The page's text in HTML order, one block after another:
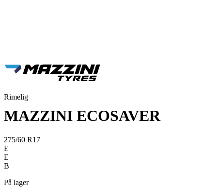
Rimelig
MAZZINI ECOSAVER
275/60 R17
E
E
B
På lager